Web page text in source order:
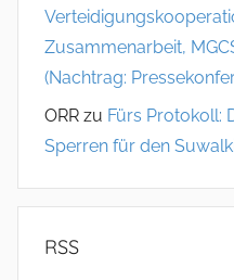
Zusammenarbeit,
(Nachtrag:
ORR zu Fürs Protokoll:
Sperren für den
RSS